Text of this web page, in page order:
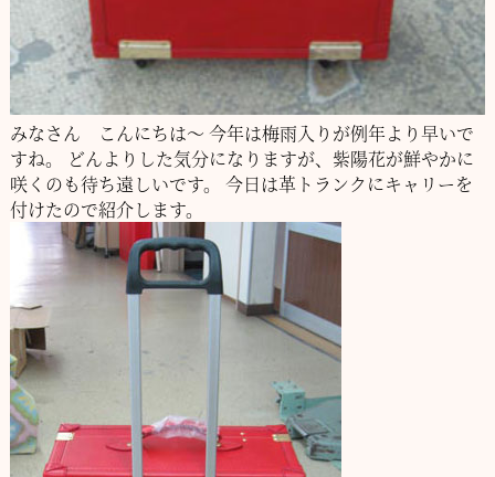
みなさん こんにちは～ 今年は梅雨入りが例年より早いで
すね。
どんよりした気分になりますが、紫陽花が鮮やかに
咲くのも待ち遠しいです。
今日は革トランクにキャリーを
付けたので紹介します。